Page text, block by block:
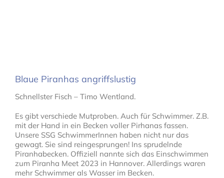
Blaue Piranhas angriffslustig
Schnellster Fisch – Timo Wentland.
Es gibt verschiede Mutproben. Auch für Schwimmer. Z.B.
mit der Hand in ein Becken voller Pirhanas fassen.
Unsere SSG SchwimmerInnen haben nicht nur das
gewagt. Sie sind reingesprungen! Ins sprudelnde
Piranhabecken. Offiziell nannte sich das Einschwimmen
zum Piranha Meet 2023 in Hannover. Allerdings waren
mehr Schwimmer als Wasser im Becken.